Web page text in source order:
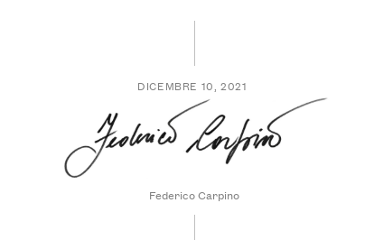
DICEMBRE 10, 2021
Federico Carpino